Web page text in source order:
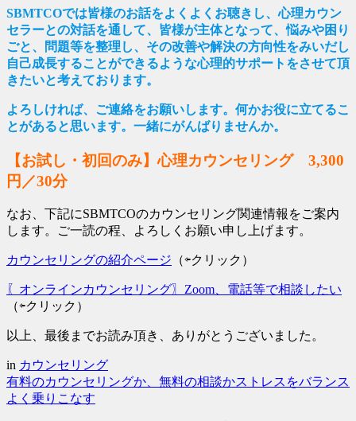
SBMTCOでは皆様のお話をよくよくお聴きし、心理カウン
セラーとの対話を通して、皆様が主体となって、悩みや困り
ごと、問題等を整理し、その改善や解決の方向性をみいだし
自己成長することができるような心理的サポートをさせて頂
きたいと考えております。
よろしければ、ご連絡をお願いします。何かお役に立てるこ
とがあると思います。一緒にがんばりませんか。
【お試し・初回のみ】心理カウンセリング 3,300
円／30分
なお、下記にSBMTCOのカウンセリング関連情報をご案内
します。ご一読の程、よろしくお願い申し上げます。
カウンセリングの紹介ページ （⇦クリック）
〖オンラインカウンセリング〗Zoom、電話等で相談したい
（⇦クリック）
以上、最後までお読み頂き、ありがとうございました。
in カウンセリング
有料のカウンセリングか、無料の相談かストレスをバランス
よく乗りこなす